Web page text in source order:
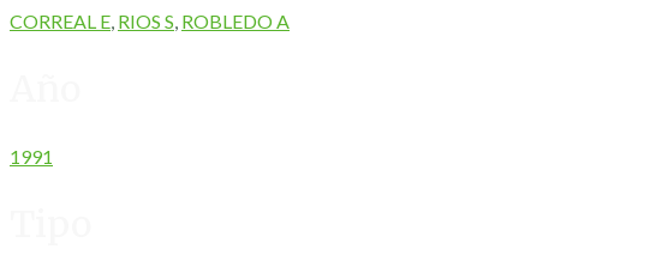
CORREAL E RIOS S ROBLEDO A
1991